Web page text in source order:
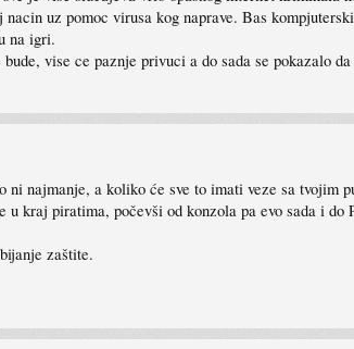
uz pomoc virusa kog naprave. Bas
na igri.
vise ce paznje privuci a do sada se pokazalo
ni najmanje, a koliko će sve to imati veze sa
u kraj piratima, počevši od konzola pa evo sada i do
zaštite.